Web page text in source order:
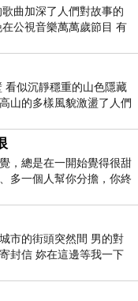
曲加深了人們對故事的
公視音樂萬萬歲節目 有
看似沉靜穩重的山色隱藏
山的多樣風貌激盪了人們
，總是在一開始覺得很甜
多一個人幫你分擔，你終
市的街頭突然間 男的對
封信 妳在這邊等我一下